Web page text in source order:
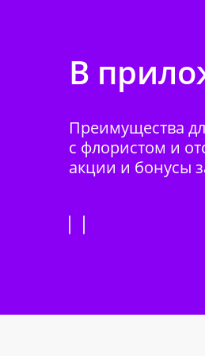
В
Преимущества
с флористом и
акции и бонусы